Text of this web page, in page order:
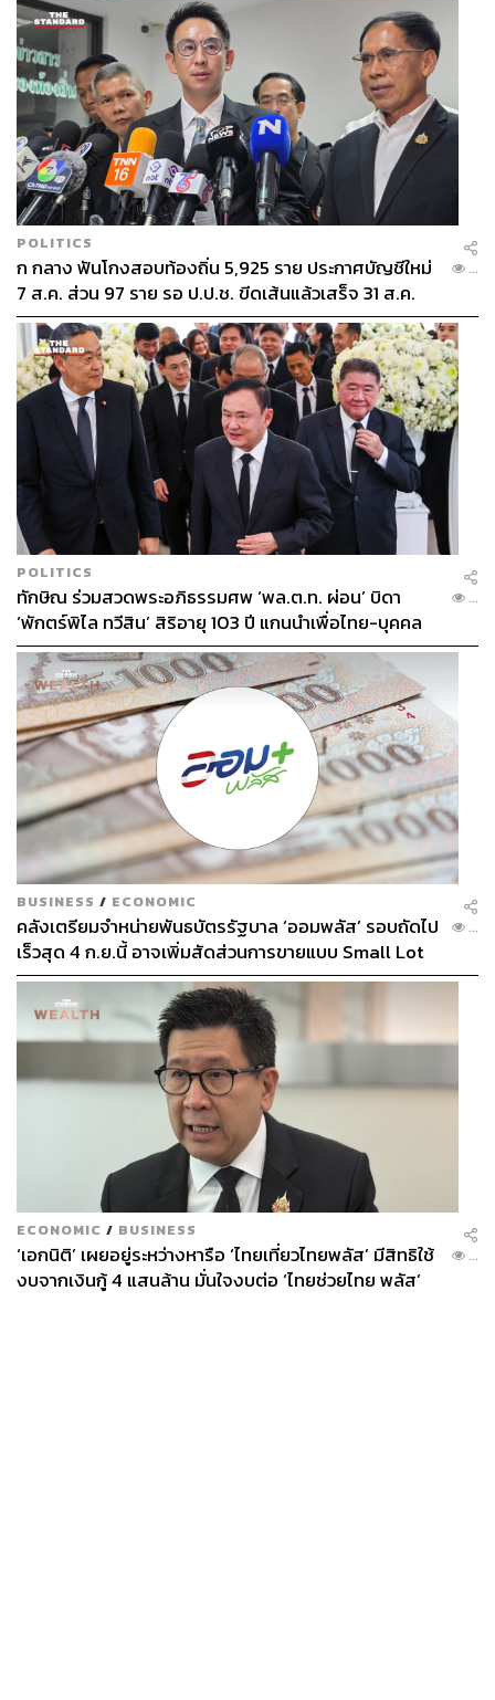
POLITICS
ก กลาง ฟันโกงสอบท้องถิ่น 5,925 ราย ประกาศบัญชีใหม่
7 ส.ค. ส่วน 97 ราย รอ ป.ป.ช. ขีดเส้นแล้วเสร็จ 31 ส.ค.
...
POLITICS
ทักษิณ ร่วมสวดพระอภิธรรมศพ ‘พล.ต.ท. ผ่อน’ บิดา
‘พักตร์พิไล ทวีสิน’ สิริอายุ 103 ปี แกนนำเพื่อไทย-บุคคล
หลากวงการร่วมอาลัย
...
BUSINESS / ECONOMIC
คลังเตรียมจำหน่ายพันธบัตรรัฐบาล ‘ออมพลัส’ รอบถัดไป
เร็วสุด 4 ก.ย.นี้ อาจเพิ่มสัดส่วนการขายแบบ Small Lot
First มากขึ้น
...
ECONOMIC / BUSINESS
‘เอกนิติ’ เผยอยู่ระหว่างหารือ ‘ไทยเที่ยวไทยพลัส’ มีสิทธิใช้
งบจากเงินกู้ 4 แสนล้าน มั่นใจงบต่อ ‘ไทยช่วยไทย พลัส’
...